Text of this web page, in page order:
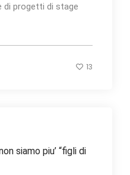
di progetti di stage
13
siamo piu’ “figli di